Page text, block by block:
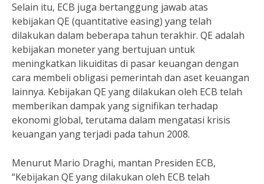
Selain itu, ECB juga bertanggung jawab atas
kebijakan QE (quantitative easing) yang telah
dilakukan dalam beberapa tahun terakhir. QE adalah
kebijakan moneter yang bertujuan untuk
meningkatkan likuiditas di pasar keuangan dengan
cara membeli obligasi pemerintah dan aset keuangan
lainnya. Kebijakan QE yang dilakukan oleh ECB telah
memberikan dampak yang signifikan terhadap
ekonomi global, terutama dalam mengatasi krisis
keuangan yang terjadi pada tahun 2008.
Menurut Mario Draghi, mantan Presiden ECB,
“Kebijakan QE yang dilakukan oleh ECB telah